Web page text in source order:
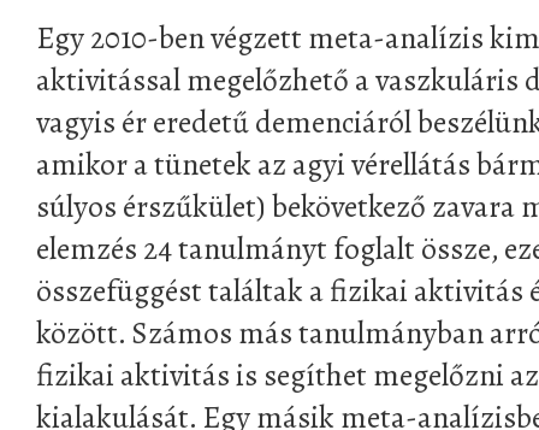
Egy 2010-ben végzett meta-analízis
aktivitással megelőzhető a vaszkuláris
vagyis ér eredetű demenciáról
amikor a tünetek az agyi vérellátás
súlyos érszűkület) bekövetkező zavara
elemzés 24 tanulmányt foglalt össze,
összefüggést találtak a fizikai aktivitás
között. Számos más tanulmányban
fizikai aktivitás is segíthet megelőzni
kialakulását. Egy másik meta-